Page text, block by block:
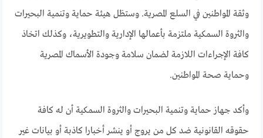
وثقة المواطنين في السلع المصرية. وستظل هيئة حماية وتنمية البحيرات
والثروة السمكية ملتزمة بأعمالها الإدارية والتطويرية، وكذلك اتخاذ
كافة الإجراءات اللازمة لضمان سلامة وجودة الأسماك المصرية
وحماية صحة المواطنين.
وأكد جهاز حماية وتنمية البحيرات والثروة السمكية أن له كافة
حقوقه القانونية ضد كل من يروج أو ينشر أخبارا كاذبة أو بيانات غير